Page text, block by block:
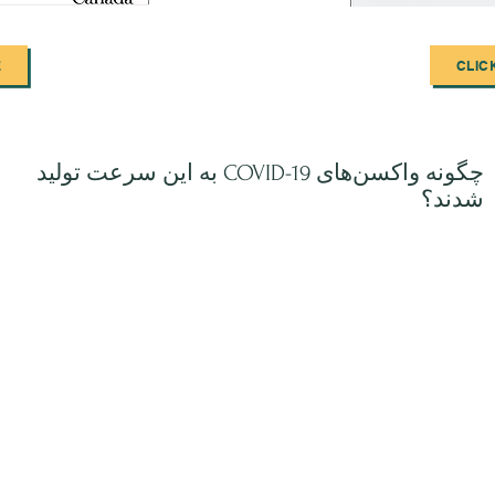
چگونه واکسن‌های COVID-19 به این سرعت تولید
شدند؟